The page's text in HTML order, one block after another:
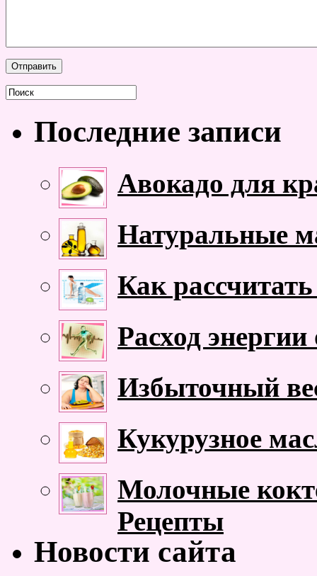
Последние записи
Авокадо для
Натуральные
Как
Расход
Избыточный
Кукурузное
Молочные
Рецепты
Новости сайта